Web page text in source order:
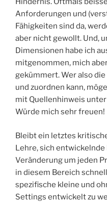
Anforderungen und
Fähigkeiten sind da,
aber nicht gewollt. Und,
Dimensionen habe ich
mitgenommen, mich
gekümmert. Wer also
und zuordnen kann,
mit Quellenhinweis
Würde mich sehr freuen!
Bleibt ein letztes
Lehre, sich
Veränderung um jeden
in diesem Bereich
spezifische kleine und
Settings entwickelt zu